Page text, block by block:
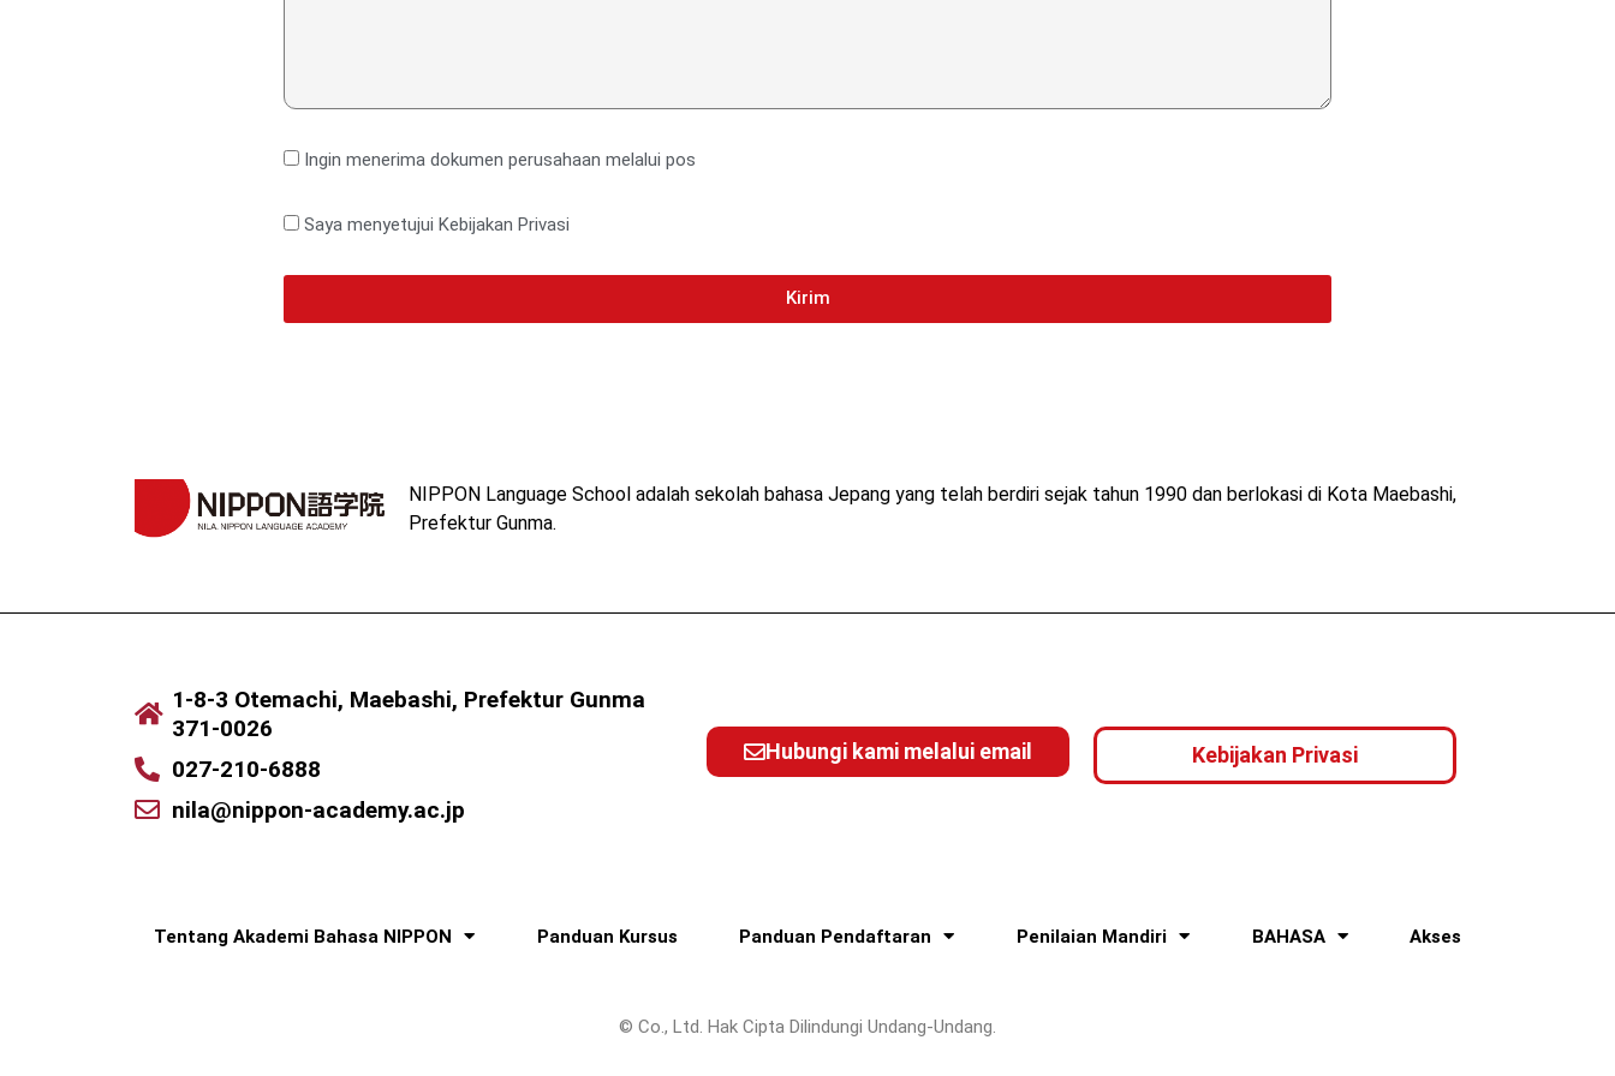
Ingin menerima dokumen perusahaan melalui pos
Saya menyetujui Kebijakan Privasi
Kirim
NIPPON Language School adalah sekolah bahasa Jepang yang telah berdiri sejak tahun 1990 dan berlokasi di Kota Maebashi,
Prefektur Gunma.
1-8-3 Otemachi, Maebashi, Prefektur Gunma
371-0026
027-210-6888
nila@nippon-academy.ac.jp
Hubungi kami melalui email Kebijakan Privasi
Tentang Akademi Bahasa NIPPON Panduan Kursus Panduan Pendaftaran Penilaian Mandiri BAHASA Akses
© Co., Ltd. Hak Cipta Dilindungi Undang-Undang.